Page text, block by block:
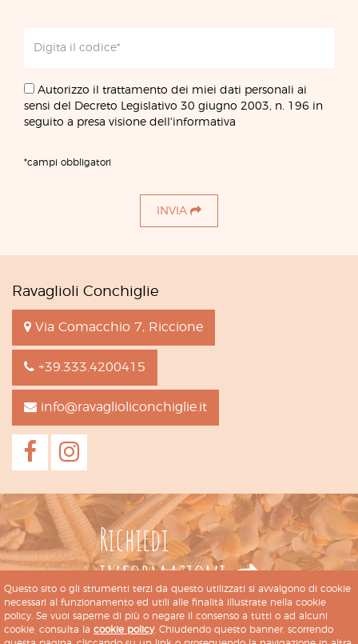
Autorizzo il trattamento dei miei dati personali ai
sensi del Decreto Legislativo 30 giugno 2003, n. 196 in
seguito a presa visione dell'informativa
*campi obbligatori
INVIA
Ravaglioli Conchiglie
Via Comacchio 7, Riccione
+39.333.4200415
info@ravaglioliconchiglie.it
Richiedi
informazioni
Questo sito o gli strumenti terzi da questo utilizzati si avvalgono di cookie
necessari al funzionamento ed utili alle finalità illustrate nella cookie
policy. Se vuoi saperne di più o negare il consenso a tutti o ad alcuni
cookie, consulta la cookie policy. Chiudendo questo banner, scorrendo